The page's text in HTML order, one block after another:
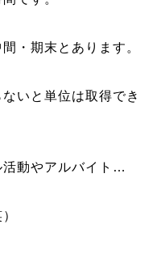
・期末とあります。
いと単位は取得でき
活動やアルバイト…